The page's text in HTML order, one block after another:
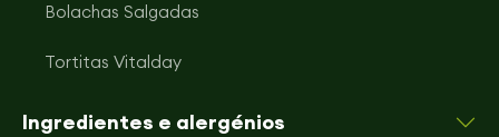
Bolachas Salgadas
Tortitas Vitalday
Ingredientes e alergénios